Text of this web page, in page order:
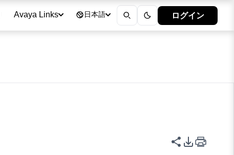
Avaya Links 日本語 ログイン
このページ
PDFエク